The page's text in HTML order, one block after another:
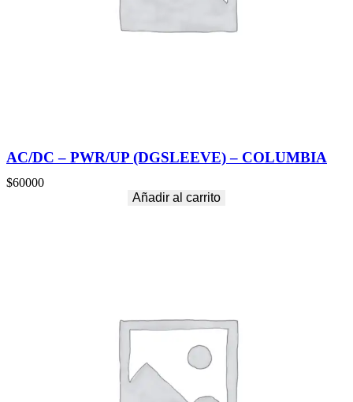
AC/DC – PWR/UP (DGSLEEVE) – COLUMBIA
$60000
Añadir al carrito